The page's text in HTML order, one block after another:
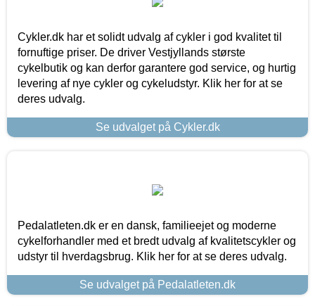
Cykler.dk har et solidt udvalg af cykler i god kvalitet til
fornuftige priser. De driver Vestjyllands største
cykelbutik og kan derfor garantere god service, og hurtig
levering af nye cykler og cykeludstyr. Klik her for at se
deres udvalg.
Se udvalget på Cykler.dk
Pedalatleten.dk er en dansk, familieejet og moderne
cykelforhandler med et bredt udvalg af kvalitetscykler og
udstyr til hverdagsbrug. Klik her for at se deres udvalg.
Se udvalget på Pedalatleten.dk